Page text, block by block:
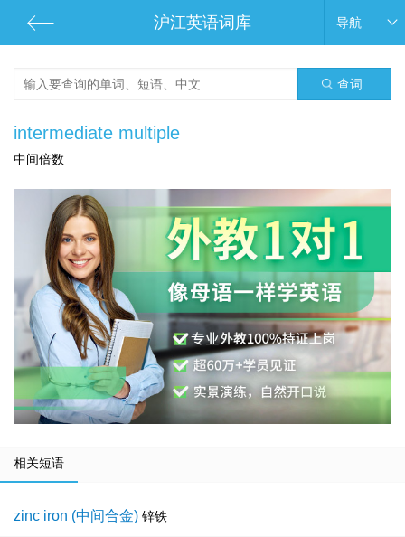
沪江英语词库 导航
查词
intermediate multiple
中间倍数
相关短语
zinc iron (中间合金) 锌铁